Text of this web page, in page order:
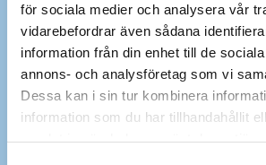
för sociala medier och analysera vår
vidarebefordrar även sådana
information från din enhet till de
annons- och analysföretag som vi
Dessa kan i sin tur kombinera
information som du har tillhandahållit